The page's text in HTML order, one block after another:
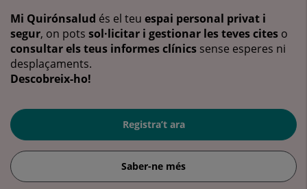
Mi Quirónsalud és el teu espai personal privat i
segur, on pots sol·licitar i gestionar les teves cites o
consultar els teus informes clínics sense esperes ni
desplaçaments.
Descobreix-ho!
Registra’t ara
Saber-ne més